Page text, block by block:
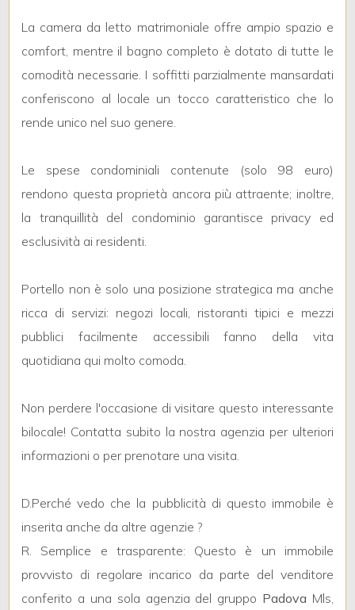
La camera da letto matrimoniale offre ampio spazio e
comfort, mentre il bagno completo è dotato di tutte le
comodità necessarie. I soffitti parzialmente mansardati
conferiscono al locale un tocco caratteristico che lo
rende unico nel suo genere.
Le spese condominiali contenute (solo 98 euro)
rendono questa proprietà ancora più attraente; inoltre,
la tranquillità del condominio garantisce privacy ed
esclusività ai residenti.
Portello non è solo una posizione strategica ma anche
ricca di servizi: negozi locali, ristoranti tipici e mezzi
pubblici facilmente accessibili fanno della vita
quotidiana qui molto comoda.
Non perdere l'occasione di visitare questo interessante
bilocale! Contatta subito la nostra agenzia per ulteriori
informazioni o per prenotare una visita.
D.Perché vedo che la pubblicità di questo immobile è
inserita anche da altre agenzie ?
R. Semplice e trasparente: Questo è un immobile
provvisto di regolare incarico da parte del venditore
conferito a una sola agenzia del gruppo Padova Mls,
minimi
Qualsiasi
5+
Camere
minime
2
3